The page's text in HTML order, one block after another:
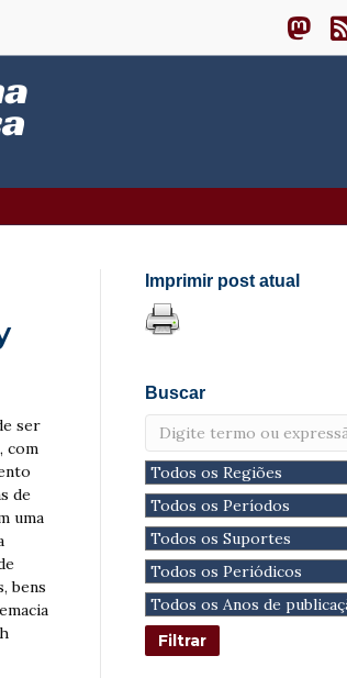
ser
com
de
uma
bens
Imprimir post atual
Buscar